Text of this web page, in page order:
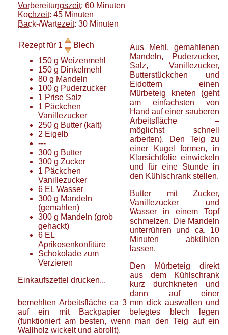
Vorbereitungszeit: 60 Minuten
Kochzeit: 45 Minuten
Back-/Wartezeit: 30 Minuten
Rezept für 1
Blech
150 g Weizenmehl
150 g Dinkelmehl
80 g Mandeln
100 g Puderzucker
1 Prise Salz
1 Päckchen
Vanillezucker
250 g Butter (kalt)
2 Eigelb
---
300 g Butter
300 g Zucker
1 Päckchen
Vanillezucker
6 EL Wasser
300 g Mandeln
(gemahlen)
300 g Mandeln (grob
gehackt)
6 EL
Aprikosenkonfitüre
Schokolade zum
Verzieren
Einkaufszettel drucken...
Aus Mehl, gemahlenen
Mandeln, Puderzucker,
Salz, Vanillezucker,
Butterstückchen und
Eidottern einen
Mürbeteig kneten (geht
am einfachsten von
Hand auf einer sauberen
Arbeitsfläche –
möglichst schnell
arbeiten). Den Teig zu
einer Kugel formen, in
Klarsichtfolie einwickeln
und für eine Stunde in
den Kühlschrank stellen.
Butter mit Zucker,
Vanillezucker und
Wasser in einem Topf
schmelzen. Die Mandeln
unterrühren und ca. 10
Minuten abkühlen
lassen.
Den Mürbeteig direkt
aus dem Kühlschrank
kurz durchkneten und
dann auf einer
bemehlten Arbeitsfläche ca 3 mm dick auswallen und
auf ein mit Backpapier belegtes blech legen
(funktioniert am besten, wenn man den Teig auf ein
Wallholz wickelt und abrollt).